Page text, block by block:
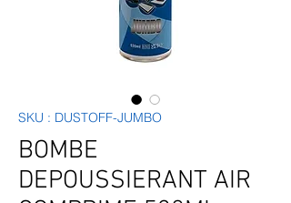
SKU : DUSTOFF-JUMBO
BOMBE
DEPOUSSIERANT AIR